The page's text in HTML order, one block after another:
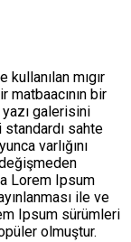
mıgır
matbaacının bir
galerisini
standardı sahte
varlığını
Lorem Ipsum
ile ve
Ipsum sürümleri
olmuştur.